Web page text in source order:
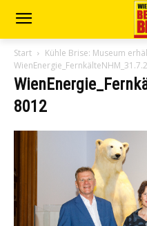
Start
Kühle Brise: Museum
8012